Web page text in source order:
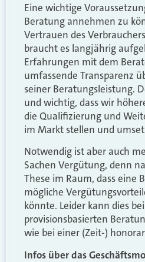
Eine wichtige
Beratung annehmen zu
Vertrauen des
braucht es langjährig
Erfahrungen mit dem
umfassende Transparenz
seiner Beratungsleistung.
und wichtig, dass wir
die Qualifizierung und
im Markt stellen und
Notwendig ist aber auch
Sachen Vergütung, denn
These im Raum, dass eine
mögliche
könnte. Leider kann dies
provisionsbasierten
wie bei einer (Zeit-)
Infos über das